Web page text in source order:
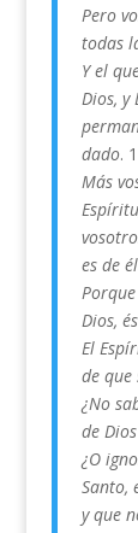
Pero
todas
Y el
Dios, y
dado.
Más
es de él
Dios,
El
de que
¿No
de
¿O
Santo,
y que